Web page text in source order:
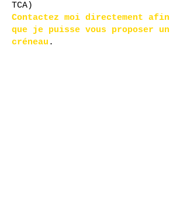
TCA)
Contactez moi directement afin
que je puisse vous proposer un
créneau .